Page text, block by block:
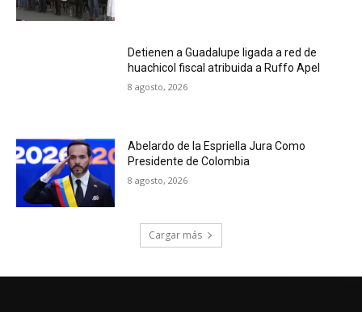
Detienen a Guadalupe ligada a red de
huachicol fiscal atribuida a Ruffo Apel
8 agosto, 2026
Abelardo de la Espriella Jura Como
Presidente de Colombia
8 agosto, 2026
Cargar más